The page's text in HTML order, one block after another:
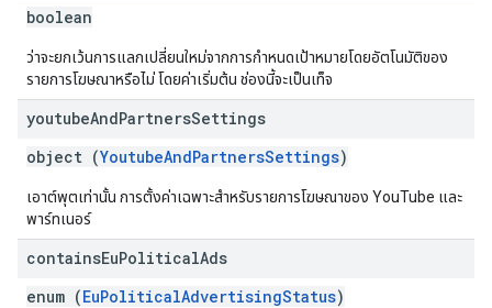
boolean
ว่าจะยกเว้นการแลกเปลี่ยนใหม่จากการกำหนดเป้าหมายโดยอัตโนมัติของ
รายการโฆษณาหรือไม่ โดยค่าเริ่มต้น ช่องนี้จะเป็นเท็จ
youtubeAndPartnersSettings
object (YoutubeAndPartnersSettings)
เอาต์พุตเท่านั้น การตั้งค่าเฉพาะสำหรับรายการโฆษณาของ YouTube และ
พาร์ทเนอร์
containsEuPoliticalAds
enum (EuPoliticalAdvertisingStatus)